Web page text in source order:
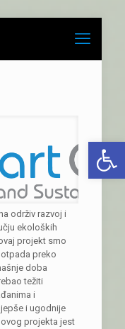
održiv razvoj i
ekoloških
projekt smo
preko
doba
težiti
i
i ugodnije
projekta jest